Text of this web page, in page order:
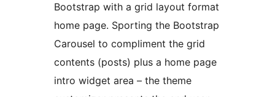
Bootstrap with a grid layout format
home page. Sporting the Bootstrap
Carousel to compliment the grid
contents (posts) plus a home page
intro widget area – the theme